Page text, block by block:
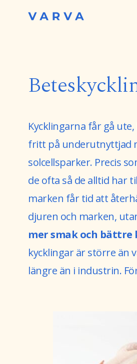
Kycklingarna får gå
fritt på underutnyttjad
solcellsparker. Precis
de ofta så de alltid har
marken får tid att
djuren och marken,
mer smak och
kycklingar är större än
längre än i industrin.